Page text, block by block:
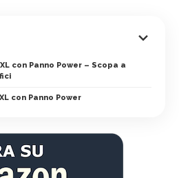
con Panno Power – Scopa a
con Panno Power